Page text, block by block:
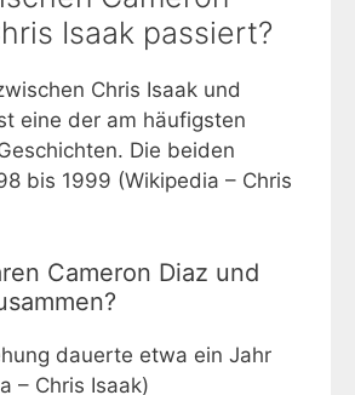
Isaak passiert?
Chris Isaak und
eine der am häufigsten
Die beiden
bis 1999 (Wikipedia – Chris
Cameron Diaz und
dauerte etwa ein Jahr
– Chris Isaak)